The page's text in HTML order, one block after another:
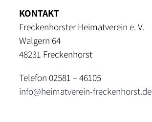
KONTAKT
Freckenhorster Heimatverein e. V.
Walgern 64
48231 Freckenhorst
Telefon 02581 – 46105
info@heimatverein-freckenhorst.de